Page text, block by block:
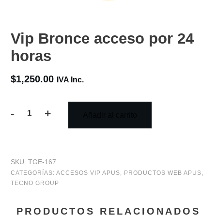
Vip Bronce acceso por 24
horas
$1,250.00 IVA Inc.
-
por
24
+
SKU: TGE-167
CATEGORÍAS: ACCESOS VIP APUS, PRODUCTOS WEB APUS,
TECNO GROUP
PRODUCTOS RELACIONADOS